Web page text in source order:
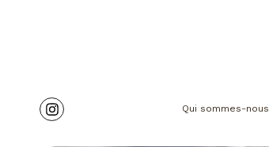
Qui sommes-nous